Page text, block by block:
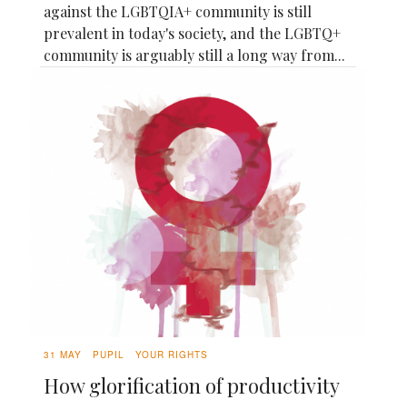
against the LGBTQIA+ community is still
prevalent in today's society, and the LGBTQ+
community is arguably still a long way from...
31 MAY PUPIL YOUR RIGHTS
How glorification of productivity